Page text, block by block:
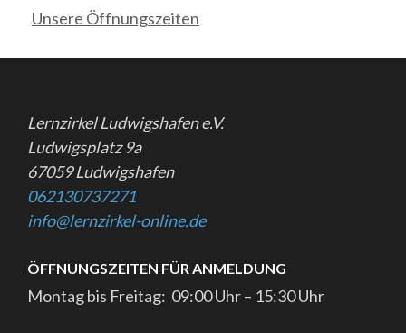
Unsere Öffnungszeiten
Lernzirkel Ludwigshafen e.V.
Ludwigsplatz 9a
67059 Ludwigshafen
062130737271
info@lernzirkel-online.de
ÖFFNUNGSZEITEN FÜR ANMELDUNG
Montag bis Freitag: 09:00 Uhr – 15:30 Uhr